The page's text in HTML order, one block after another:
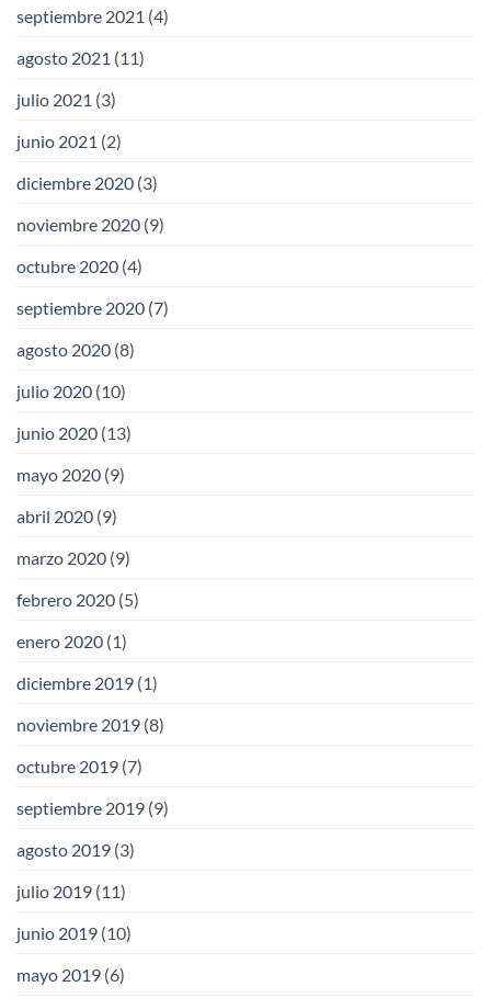
septiembre 2021 (4)
agosto 2021 (11)
julio 2021 (3)
junio 2021 (2)
diciembre 2020 (3)
noviembre 2020 (9)
octubre 2020 (4)
septiembre 2020 (7)
agosto 2020 (8)
julio 2020 (10)
junio 2020 (13)
mayo 2020 (9)
abril 2020 (9)
marzo 2020 (9)
febrero 2020 (5)
enero 2020 (1)
diciembre 2019 (1)
noviembre 2019 (8)
octubre 2019 (7)
septiembre 2019 (9)
agosto 2019 (3)
julio 2019 (11)
junio 2019 (10)
mayo 2019 (6)